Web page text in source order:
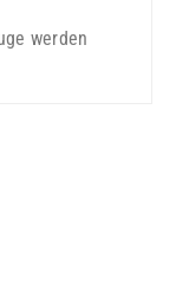
werden